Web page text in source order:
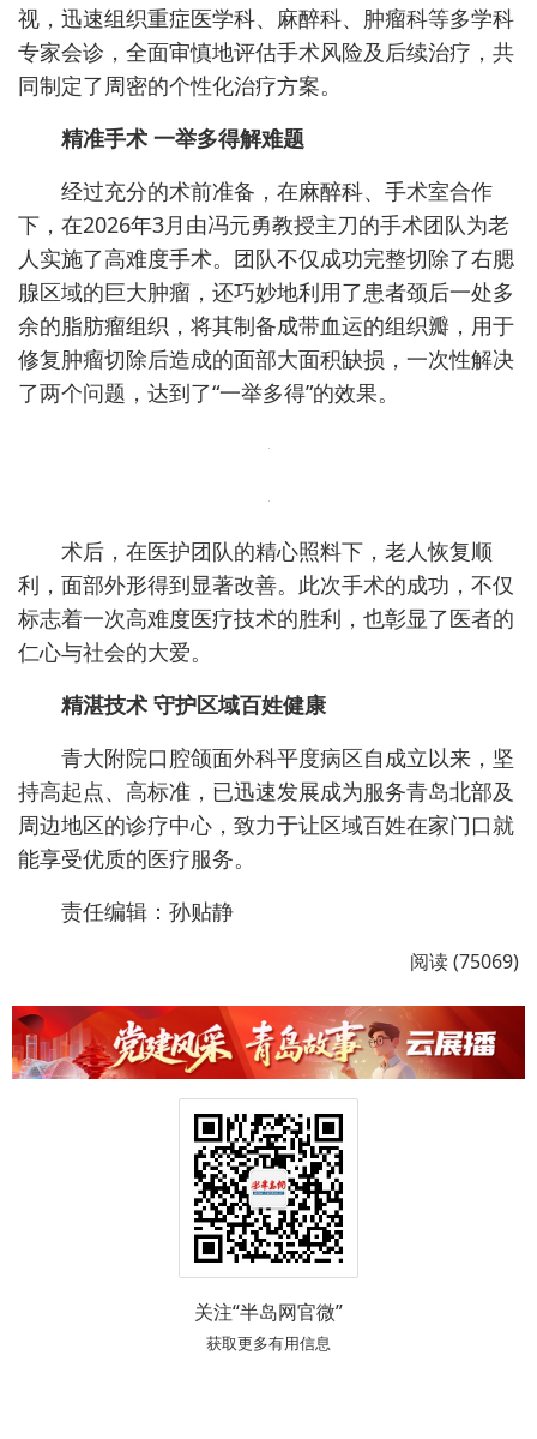
视，迅速组织重症医学科、麻醉科、肿瘤科等多学科
专家会诊，全面审慎地评估手术风险及后续治疗，共
同制定了周密的个性化治疗方案。
精准手术 一举多得解难题
经过充分的术前准备，在麻醉科、手术室合作
下，在2026年3月由冯元勇教授主刀的手术团队为老
人实施了高难度手术。团队不仅成功完整切除了右腮
腺区域的巨大肿瘤，还巧妙地利用了患者颈后一处多
余的脂肪瘤组织，将其制备成带血运的组织瓣，用于
修复肿瘤切除后造成的面部大面积缺损，一次性解决
了两个问题，达到了“一举多得”的效果。
术后，在医护团队的精心照料下，老人恢复顺
利，面部外形得到显著改善。此次手术的成功，不仅
标志着一次高难度医疗技术的胜利，也彰显了医者的
仁心与社会的大爱。
精湛技术 守护区域百姓健康
青大附院口腔颌面外科平度病区自成立以来，坚
持高起点、高标准，已迅速发展成为服务青岛北部及
周边地区的诊疗中心，致力于让区域百姓在家门口就
能享受优质的医疗服务。
责任编辑：孙贴静
阅读 (75069)
关注“半岛网官微”
获取更多有用信息